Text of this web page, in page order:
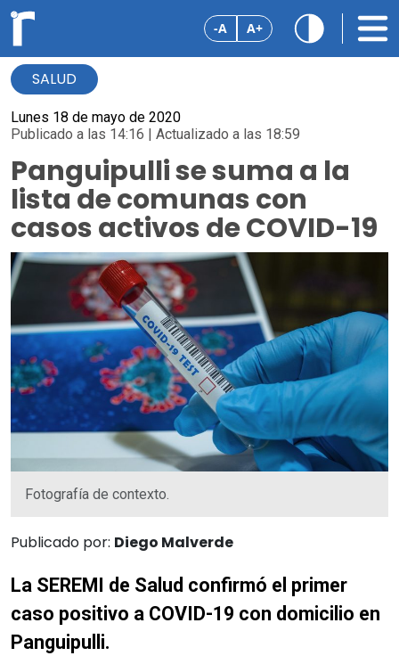
-A A+
SALUD
Lunes 18 de mayo de 2020
Publicado a las 14:16 | Actualizado a las 18:59
Panguipulli se suma a la
lista de comunas con
casos activos de COVID-19
Fotografía de contexto.
Publicado por: Diego Malverde
La SEREMI de Salud confirmó el primer
caso positivo a COVID-19 con domicilio en
Panguipulli.